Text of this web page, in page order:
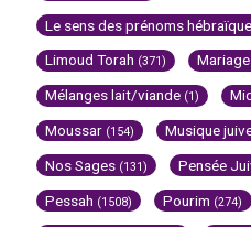
Le sens des prénoms
Limoud Torah (371) Mariage
Mélanges lait/viande (1)
Moussar (154) Musique
Nos Sages (131) Pensée
Pessah (1508) Pourim (274)